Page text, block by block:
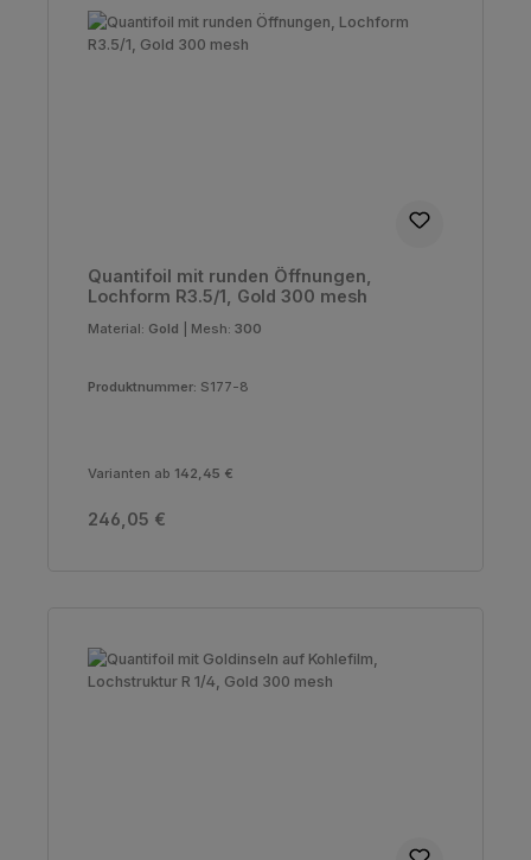
Quantifoil mit runden Öffnungen,
Lochform R3.5/1, Gold 300 mesh
Material: Gold Mesh: 300
Produktnummer: S177-8
Varianten ab 142,45 €
Regulärer Preis:
246,05 €